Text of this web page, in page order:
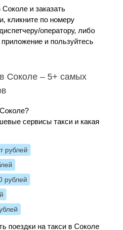
и заказать
кликните по номеру
оператору, либо
и пользуйтесь
Соколе – 5+ самых
сервисы такси и какая
рублей
рублей
поездки на такси в Соколе